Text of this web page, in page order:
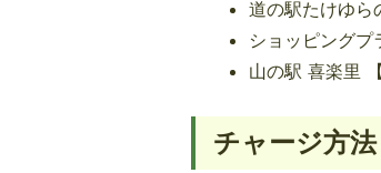
道の駅たけゆら
ショッピングプ
山の駅 喜楽里
チャージ方法